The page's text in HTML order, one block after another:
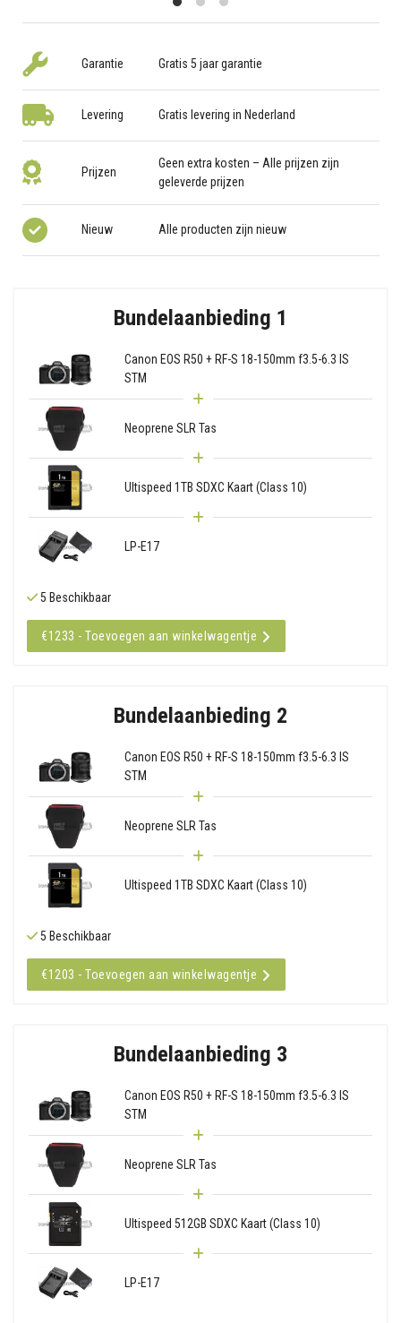
Garantie Gratis 5 jaar garantie
Levering Gratis levering in Nederland
Prijzen
Geen extra kosten – Alle prijzen zijn
geleverde prijzen
Nieuw Alle producten zijn nieuw
Bundelaanbieding 1
Canon EOS R50 + RF-S 18-150mm f3.5-6.3 IS
STM
Neoprene SLR Tas
Ultispeed 1TB SDXC Kaart (Class 10)
LP-E17
5 Beschikbaar
€1233 - Toevoegen aan winkelwagentje
Bundelaanbieding 2
Canon EOS R50 + RF-S 18-150mm f3.5-6.3 IS
STM
Neoprene SLR Tas
Ultispeed 1TB SDXC Kaart (Class 10)
5 Beschikbaar
€1203 - Toevoegen aan winkelwagentje
Bundelaanbieding 3
Canon EOS R50 + RF-S 18-150mm f3.5-6.3 IS
STM
Neoprene SLR Tas
Ultispeed 512GB SDXC Kaart (Class 10)
LP-E17